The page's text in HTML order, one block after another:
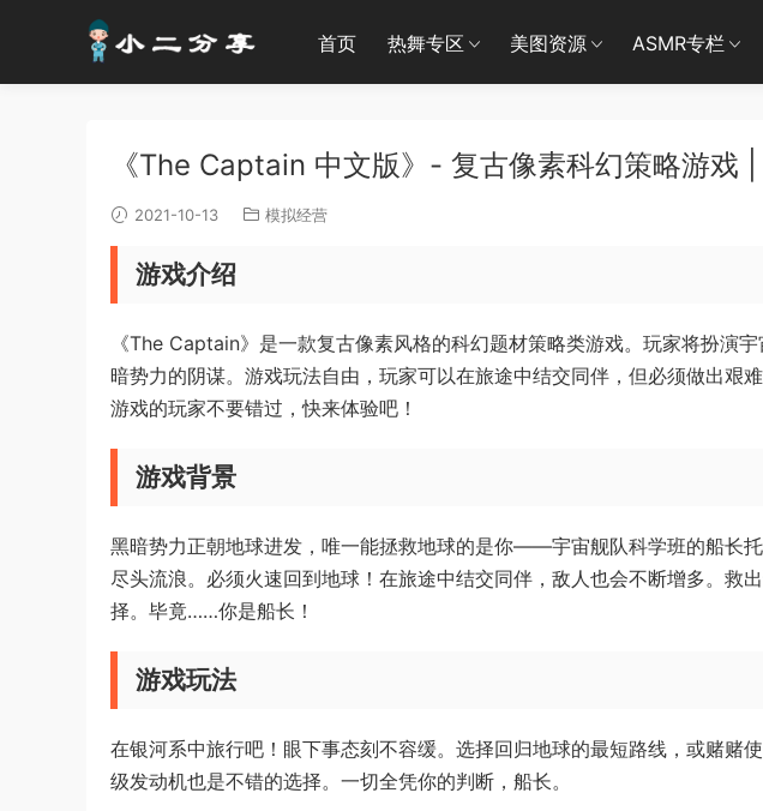
首页 热舞专区 美图资源 ASMR专栏
《The Captain 中文版》- 复古像素科幻策略游戏
2021-10-13 模拟经营
游戏介绍
《The Captain》是一款复古像素风格的科幻题材策略类游戏。玩家将扮演
暗势力的阴谋。游戏玩法自由，玩家可以在旅途中结交同伴，但必须做出艰
游戏的玩家不要错过，快来体验吧！
游戏背景
黑暗势力正朝地球进发，唯一能拯救地球的是你——宇宙舰队科学班的船长
尽头流浪。必须火速回到地球！在旅途中结交同伴，敌人也会不断增多。救
择。毕竟……你是船长！
游戏玩法
在银河系中旅行吧！眼下事态刻不容缓。选择回归地球的最短路线，或赌赌
级发动机也是不错的选择。一切全凭你的判断，船长。